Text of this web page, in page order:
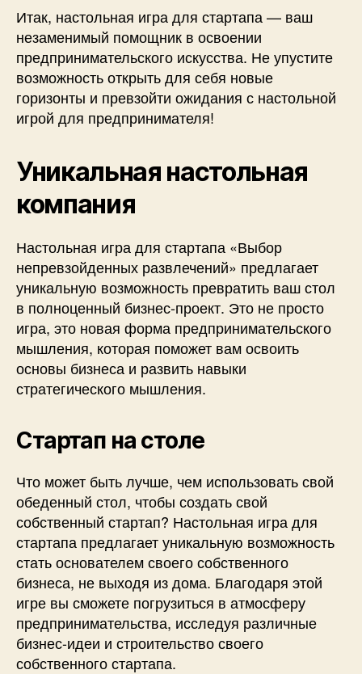
Итак, настольная игра для стартапа — ваш
незаменимый помощник в освоении
предпринимательского искусства. Не упустите
возможность открыть для себя новые
горизонты и превзойти ожидания с настольной
игрой для предпринимателя!
Уникальная настольная
компания
Настольная игра для стартапа «Выбор
непревзойденных развлечений» предлагает
уникальную возможность превратить ваш стол
в полноценный бизнес-проект. Это не просто
игра, это новая форма предпринимательского
мышления, которая поможет вам освоить
основы бизнеса и развить навыки
стратегического мышления.
Стартап на столе
Что может быть лучше, чем использовать свой
обеденный стол, чтобы создать свой
собственный стартап? Настольная игра для
стартапа предлагает уникальную возможность
стать основателем своего собственного
бизнеса, не выходя из дома. Благодаря этой
игре вы сможете погрузиться в атмосферу
предпринимательства, исследуя различные
бизнес-идеи и строительство своего
собственного стартапа.